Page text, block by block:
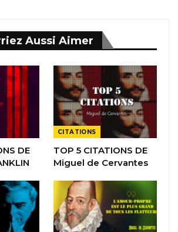
Aussi Aimer
DE
CITATIONS
TOP 5 CITATIONS DE
Miguel de Cervantes